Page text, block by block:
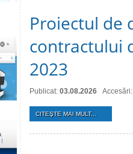
Proiectul de
contractului
2023
Publicat: 03.08.2026
CITEŞTE MAI MULT...